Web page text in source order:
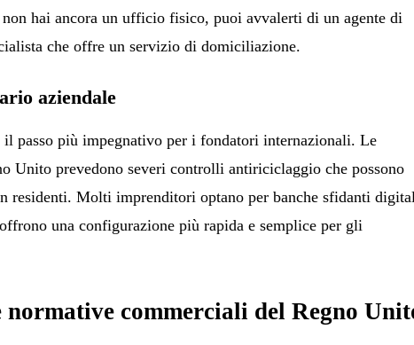
hai ancora un ufficio fisico, puoi avvalerti di un agente di
che offre un servizio di domiciliazione.
aziendale
il passo più impegnativo per i fondatori internazionali. Le
Unito prevedono severi controlli antiriciclaggio che possono
residenti. Molti imprenditori optano per banche sfidanti
una configurazione più rapida e semplice per gli
normative commerciali del Regno